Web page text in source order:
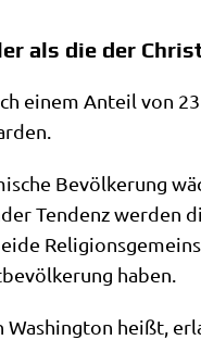
als die der
einem Anteil von
Bevöl­ke­rung
Ten­denz wer­den
haben.
Washing­ton heißt,